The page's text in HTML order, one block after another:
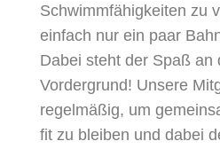
Schwimmfähigkeiten zu
einfach nur ein paar
Dabei steht der Spaß an
Vordergrund! Unsere
regelmäßig, um
fit zu bleiben und dabei